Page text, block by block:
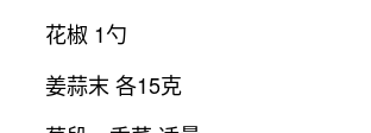
花椒 1勺
姜蒜末 各15克